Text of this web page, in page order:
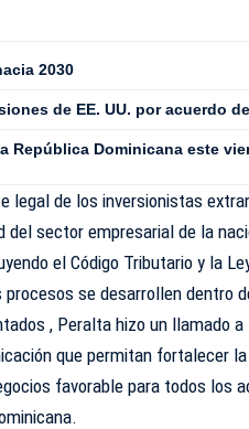
2030
de EE. UU. por acuerdo
República Dominicana este
legal de los inversionistas
del sector empresarial de la
el Código Tributario y la
se desarrollen dentro
, Peralta hizo un llamado
que permitan fortalecer
favorable para todos los